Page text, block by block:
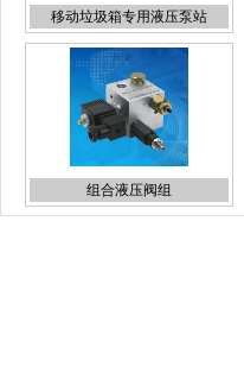
组合液压阀组